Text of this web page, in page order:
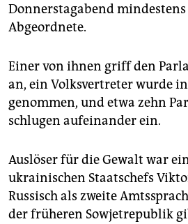
epaper login
Donnerstagabend
Abgeordnete.
Einer von ihnen griff den
an, ein Volksvertreter wurde
genommen, und etwa zehn
schlugen aufeinander ein.
Auslöser für die Gewalt war
ukrainischen Staatschefs
Russisch als zweite
der früheren Sowjetrepublik